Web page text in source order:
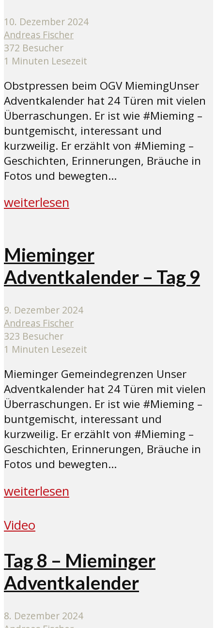
10. Dezember 2024
Andreas Fischer
372 Besucher
1 Minuten Lesezeit
Obstpressen beim OGV MiemingUnser
Adventkalender hat 24 Türen mit vielen
Überraschungen. Er ist wie #Mieming –
buntgemischt, interessant und
kurzweilig. Er erzählt von #Mieming –
Geschichten, Erinnerungen, Bräuche in
Fotos und bewegten...
weiterlesen
Mieminger
Adventkalender – Tag 9
9. Dezember 2024
Andreas Fischer
323 Besucher
1 Minuten Lesezeit
Mieminger Gemeindegrenzen Unser
Adventkalender hat 24 Türen mit vielen
Überraschungen. Er ist wie #Mieming –
buntgemischt, interessant und
kurzweilig. Er erzählt von #Mieming –
Geschichten, Erinnerungen, Bräuche in
Fotos und bewegten...
weiterlesen
Video
Tag 8 – Mieminger
Adventkalender
8. Dezember 2024